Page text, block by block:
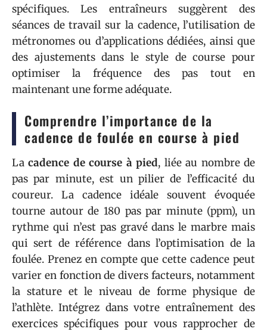
spécifiques. Les entraîneurs suggèrent des
séances de travail sur la cadence, l’utilisation de
métronomes ou d’applications dédiées, ainsi que
des ajustements dans le style de course pour
optimiser la fréquence des pas tout en
maintenant une forme adéquate.
Comprendre l’importance de la
cadence de foulée en course à pied
Lacadence de course à pied, liée au nombre de
pas par minute, est un pilier de l’efficacité du
coureur. La cadence idéale souvent évoquée
tourne autour de 180 pas par minute (ppm), un
rythme qui n’est pas gravé dans le marbre mais
qui sert de référence dans l’optimisation de la
foulée. Prenez en compte que cette cadence peut
varier en fonction de divers facteurs, notamment
la stature et le niveau de forme physique de
l’athlète. Intégrez dans votre entraînement des
exercices spécifiques pour vous rapprocher de